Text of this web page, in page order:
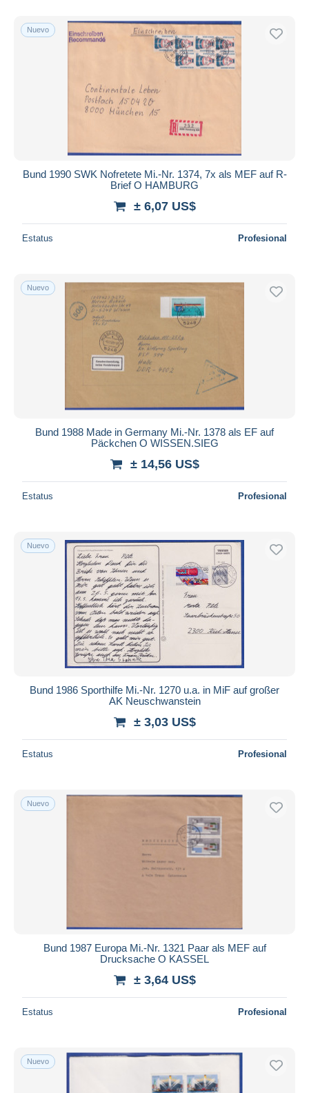
Nuevo
Bund 1990 SWK Nofretete Mi.-Nr. 1374, 7x als MEF auf R-
Brief O HAMBURG
± 6,07 US$
Estatus Profesional
Nuevo
Bund 1988 Made in Germany Mi.-Nr. 1378 als EF auf
Päckchen O WISSEN.SIEG
± 14,56 US$
Estatus Profesional
Nuevo
Bund 1986 Sporthilfe Mi.-Nr. 1270 u.a. in MiF auf großer
AK Neuschwanstein
± 3,03 US$
Estatus Profesional
Nuevo
Bund 1987 Europa Mi.-Nr. 1321 Paar als MEF auf
Drucksache O KASSEL
± 3,64 US$
Estatus Profesional
Nuevo